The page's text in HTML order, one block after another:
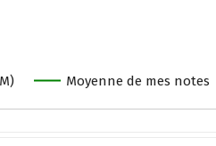
Moyenne de mes notes